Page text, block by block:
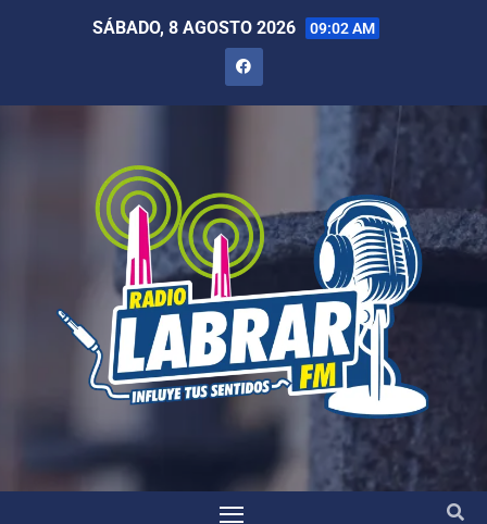
SÁBADO, 8 AGOSTO 2026 09:02 AM